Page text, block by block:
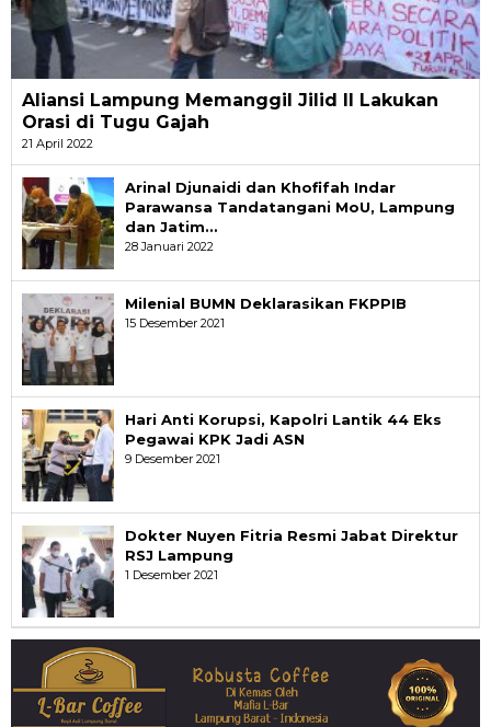
Aliansi Lampung Memanggil Jilid II Lakukan
Orasi di Tugu Gajah
21 April 2022
Arinal Djunaidi dan Khofifah Indar
Parawansa Tandatangani MoU, Lampung
dan Jatim…
28 Januari 2022
Milenial BUMN Deklarasikan FKPPIB
15 Desember 2021
Hari Anti Korupsi, Kapolri Lantik 44 Eks
Pegawai KPK Jadi ASN
9 Desember 2021
Dokter Nuyen Fitria Resmi Jabat Direktur
RSJ Lampung
1 Desember 2021